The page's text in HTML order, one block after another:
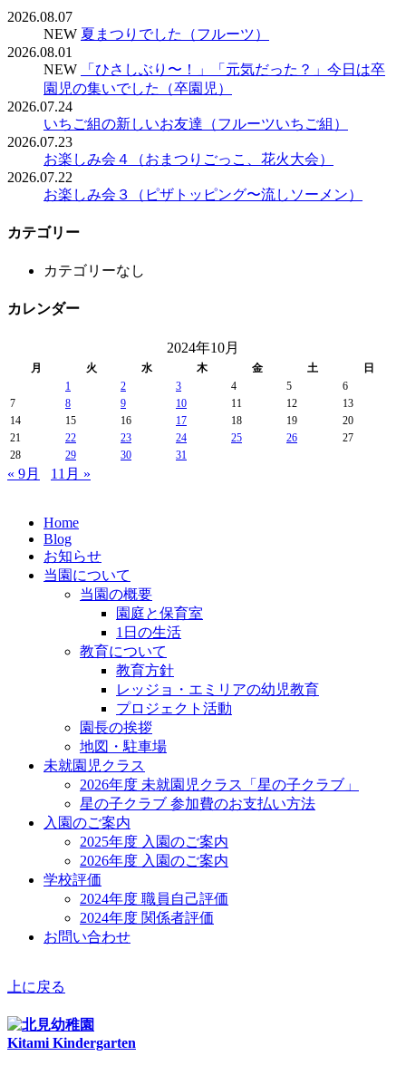
2026.08.07
NEW 夏まつりでした（フルーツ）
2026.08.01
NEW
「ひさしぶり〜！」「元気だった？」今日は卒
園児の集いでした（卒園児）
2026.07.24
いちご組の新しいお友達（フルーツいちご組）
2026.07.23
お楽しみ会４（おまつりごっこ、花火大会）
2026.07.22
お楽しみ会３（ピザトッピング〜流しソーメン）
カテゴリー
カテゴリーなし
カレンダー
2024年10月
月 火 水 木 金 土
日
1
2 3 4 5
6
7
8 9 10 11 12
13
14
15 16 17 18 19
20
21
22 23 24 25 26
27
28
29 30 31
« 9月 11月 »
Home
Blog
お知らせ
当園について
当園の概要
園庭と保育室
1日の生活
教育について
教育方針
レッジョ・エミリアの幼児教育
プロジェクト活動
園長の挨拶
地図・駐車場
未就園児クラス
2026年度 未就園児クラス「星の子クラブ」
星の子クラブ 参加費のお支払い方法
入園のご案内
2025年度 入園のご案内
2026年度 入園のご案内
学校評価
2024年度 職員自己評価
2024年度 関係者評価
お問い合わせ
上に戻る
Kitami Kindergarten